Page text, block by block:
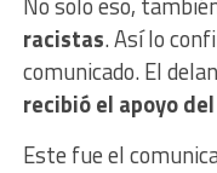
racistas. Así lo
comunicado. El
recibió el apoyo
Este fue el